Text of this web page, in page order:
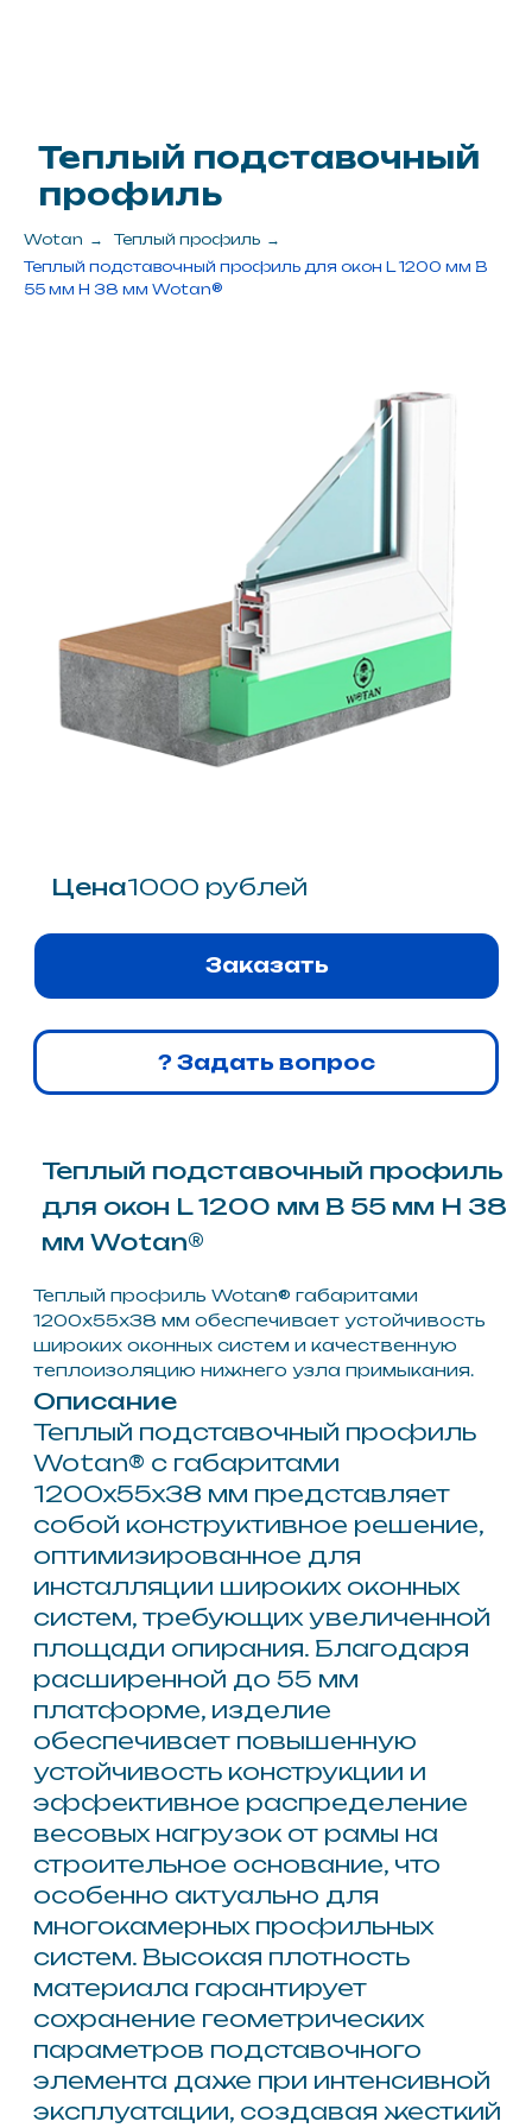
Wotan → Теплый профиль →
Теплый подставочный профиль для окон L 1200 мм B
55 мм H 38 мм Wotan®
Теплый подставочный профиль
для окон L 1200 мм B 55 мм H 38
Теплый профиль Wotan® габаритами
1200x55x38 мм обеспечивает устойчивость
широких оконных систем и качественную
теплоизоляцию нижнего узла примыкания.
Описание
Теплый подставочный профиль
Wotan® с габаритами
1200x55x38 мм представляет
площади опирания. Благодаря
расширенной до 55 мм
обеспечивает повышенную
устойчивость конструкции и
эффективное распределение
весовых нагрузок от рамы на
строительное основание, что
особенно актуально для
многокамерных профильных
систем. Высокая плотность
параметров подставочного
элемента даже при интенсивной
эксплуатации, создавая жесткий
оконного блока.
Интеграция данного профиля в
монтажный узел позволяет
теплотехнические
характеристики примыкания за
счет увеличения площади
контакта с изолирующим
материалом. Изделие служит
эффективным терморазрывом,
замещая стандартные
«холодные» транспортировочные
профили и полностью блокируя
пути проникновения холода в
помещение через подоконную
зону. Применение продукции
Wotan® данного типоразмера
способствует значительному
снижению теплопотерь,
предотвращает промерзание и
обеспечивает герметичность
нижнего узла примыкания,
гарантируя долговечность и
энергоэффективность
установленных конструкций.
Другие товары